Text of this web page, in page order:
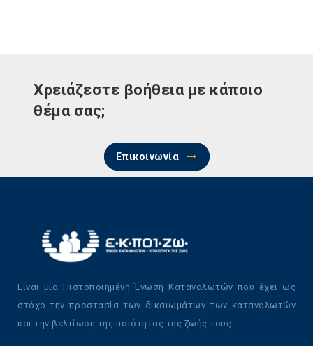
Χρειάζεστε βοήθεια με κάποιο
θέμα σας;
Επικοινωνία
Είναι μία Πιστοποιημένη Ένωση Καταναλωτών που έχει ως
στόχο την προστασία των δικαιωμάτων των καταναλωτών
και την βελτίωση της ποιότητας της ζωής τους.